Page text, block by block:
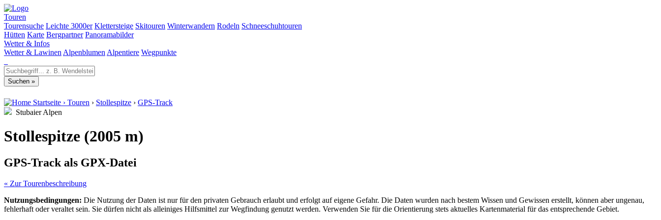
Touren
Tourensuche Leichte 3000er Klettersteige Skitouren Winterwandern Rodeln Schneeschuhtouren
Hütten Karte Bergpartner Panoramabilder
Wetter & Infos
Wetter & Lawinen Alpenblumen Alpentiere Wegpunkte
Startseite › Touren › Stollespitze › GPS-Track
Stubaier Alpen
Stollespitze (2005 m)
GPS-Track als GPX-Datei
« Zur Tourenbeschreibung
Nutzungsbedingungen: Die Nutzung der Daten ist nur für den privaten Gebrauch erlaubt und erfolgt auf eigene Gefahr. Die Daten wurden nach bestem Wissen und Gewissen erstellt, können aber ungenau,
fehlerhaft oder veraltet sein. Sie dürfen nicht als alleiniges Hilfsmittel zur Wegfindung genutzt werden. Verwenden Sie für die Orientierung stets aktuelles Kartenmaterial für das entsprechende Gebiet.